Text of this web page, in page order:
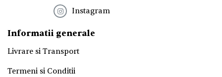
Instagram
Informatii generale
Livrare si Transport
Termeni si Conditii